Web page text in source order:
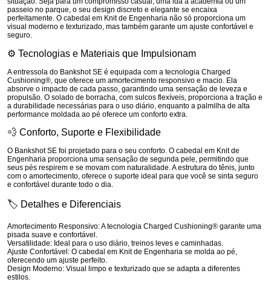
passeio no parque, o seu design discreto e elegante se encaixa
perfeitamente. O cabedal em Knit de Engenharia não só proporciona um
visual moderno e texturizado, mas também garante um ajuste confortável e
seguro.
⚙️ Tecnologias e Materiais que Impulsionam
A entressola do Bankshot SE é equipada com a tecnologia Charged
Cushioning®, que oferece um amortecimento responsivo e macio. Ela
absorve o impacto de cada passo, garantindo uma sensação de leveza e
propulsão. O solado de borracha, com sulcos flexíveis, proporciona a tração e
a durabilidade necessárias para o uso diário, enquanto a palmilha de alta
performance moldada ao pé oferece um conforto extra.
💨 Conforto, Suporte e Flexibilidade
O Bankshot SE foi projetado para o seu conforto. O cabedal em Knit de
Engenharia proporciona uma sensação de segunda pele, permitindo que
seus pés respirem e se movam com naturalidade. A estrutura do tênis, junto
com o amortecimento, oferece o suporte ideal para que você se sinta seguro
e confortável durante todo o dia.
🏷️ Detalhes e Diferenciais
Amortecimento Responsivo:A tecnologia Charged Cushioning® garante uma
pisada suave e confortável.
Versatilidade: Ideal para o uso diário, treinos leves e caminhadas.
Ajuste Confortável: O cabedal em Knit de Engenharia se molda ao pé,
oferecendo um ajuste perfeito.
Design Moderno: Visual limpo e texturizado que se adapta a diferentes
estilos.